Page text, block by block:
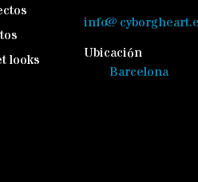
looks
Ubicación
Barcelona